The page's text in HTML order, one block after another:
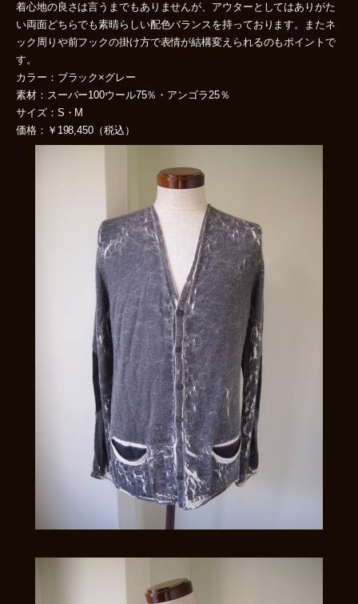
着心地の良さは言うまでもありませんが、アウターとしてはありがた
い両面どちらでも素晴らしい配色バランスを持っております。またネ
ック周りや前フックの掛け方で表情が結構変えられるのもポイントで
す。
カラー：ブラック×グレー
素材：スーパー100ウール75％・アンゴラ25％
サイズ：S・M
価格：￥198,450（税込）